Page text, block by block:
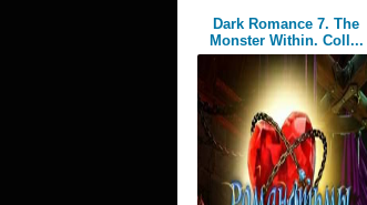
Dark Romance 7. The
Monster Within. Coll...